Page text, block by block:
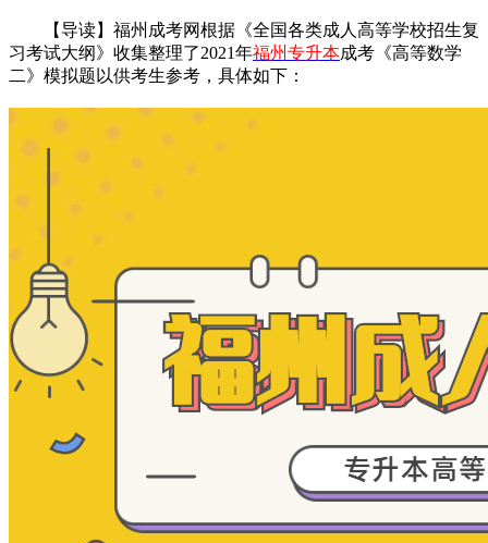
【导读】福州成考网根据《全国各类成人高等学校招生复
习考试大纲》收集整理了2021年福州专升本成考《高等数学
二》模拟题以供考生参考，具体如下：